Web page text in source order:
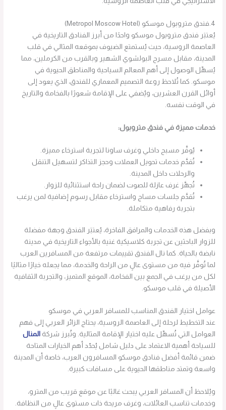
4.فندق متروبول موسكو (Metropol Moscow Hotel)
يُعتبَر فندق متروبول موسكو واحدًا من أبرز الفنادق التاريخية في
العاصمة الروسية، حيث يُستمتع الضيوف بموقعه المثالي في قلب
المدينة، مقابل مسرح البولشوي الشهير وبالقرب من الكرملين، مما
يُسهِّل الوصول إلى أهم المعالم السياحية والمناطق الحيوية في
موسكو. كما تُلاحظ روعة التصميم المعماري للفندق، الذي يعود إلى
أوائل القرن العشرين، ويُضفي على الإقامة شعورًا بالفخامة والتاريخ
في الوقت نفسه.
خدمات مميزة في فندق متروبول:
يُوفَّر مسبح داخلي وغرف ساونا لتجربة استرخاء مميزة.
تُقدَّم خدمات تحويل العملات وحجز التذاكر لتسهيل التنقل
والرحلات داخل المدينة.
تُجهَّز غرف عازلة للصوت لضمان راحة استثنائية للزوار.
تُقدَّم جلسات مساج واسترخاء مقابل رسوم إضافية لمن يرغب
بتجربة رفاهية متكاملة.
وبفضل هذه الخدمات والمرافق الفاخرة، يُعتبَر الفندق وجهة مفضلة
للزوار الباحثين عن تجربة كلاسيكية غنية بالأجواء التاريخية في مدينة
نابضة بالحياة. كما نال الفندق تقييمات مرتفعة من المسافرين العرب
لما تُوفَّر فيه من مستوى عالٍ من الراحة والخدمة، مما يجعله خيارًا مثاليًا
لكل من يرغب في الجمع بين الفخامة، الموقع المتميز، والتجربة الثقافية
الأصيلة في قلب موسكو.
عوامل اختيار الفندق المناسب للمسافر العربي في موسكو
عند التخطيط لرحلة إلى العاصمة الروسية، يحتاج الزائر العربي إلى فهم
العوامل التي تُسهِّل عليه اختيار الإقامة المثالية. وتُبرز شركة المنال
للسياحة أهمية الاعتماد على دليل شامل يُحدّد أهم الخيارات المتاحة
ضمن قائمة أفضل فنادق موسكو المسافرون العرب، خاصة أن المدينة
واسعة وتمتد مناطقها الحيوية على مسافات كبيرة.
ويُلاحظ أن المسافر العربي يبحث غالبًا عن موقع قريب من المترو،
وخدمات تناسب العائلات، وغرف مريحة ذات مستوى عالٍ من النظافة.